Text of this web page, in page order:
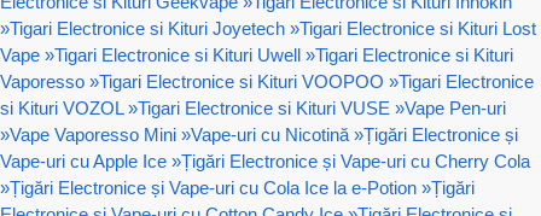
»Tigari Electronice si Kituri Joyetech »Tigari Electronice si Kituri Lost
Vape »Tigari Electronice si Kituri Uwell »Tigari Electronice si Kituri
Vaporesso »Tigari Electronice si Kituri VOOPOO »Tigari Electronice
si Kituri VOZOL »Tigari Electronice si Kituri VUSE »Vape Pen-uri
»Vape Vaporesso Mini »Vape-uri cu Nicotină »Țigări Electronice și
Vape-uri cu Apple Ice »Țigări Electronice și Vape-uri cu Cherry Cola
»Țigări Electronice și Vape-uri cu Cola Ice la e-Potion »Țigări